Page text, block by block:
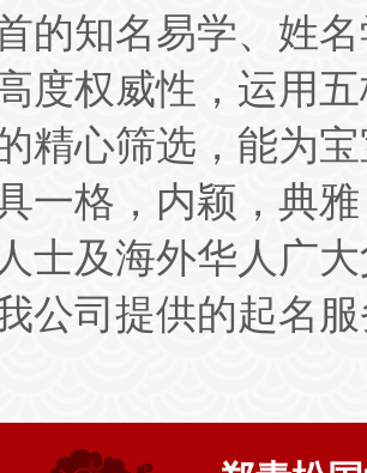
的无先生：
说真心话，名字起到非常的好
的起了好几次，这钱花的值得，的确是专业的
的
8月1日
的杨先生：
我选的是郑老师亲自来起名的
朗上口,寓意美好,而且在网上打分都有99分，
客户给你们公司8月1日
的，当时家人都是很反对的，但是郑老师给我
的知名易学、姓
度权威性，运用
精心筛选，能为
一格，内颖，典
士及海外华人广
公司提供的起名